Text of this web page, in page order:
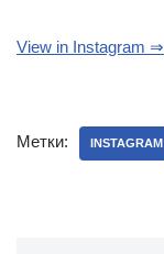
View in Instagram ⇒
Метки: INSTAGRAM